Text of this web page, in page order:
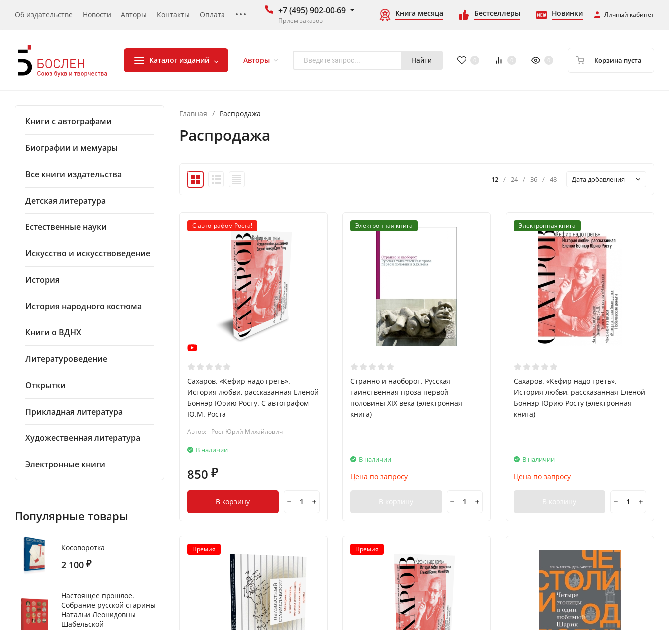
Об издательстве Новости Авторы Контакты Оплата +7 (495) 902-00-69
Прием заказов
Книга месяца Бестселлеры Новинки Личный кабинет
Каталог изданий Авторы Найти 0 0 0 Корзина пуста
Книги с автографами
Биографии и мемуары
Все книги издательства
Детская литература
Естественные науки
Искусство и искусствоведение
История
История народного костюма
Книги о ВДНХ
Литературоведение
Открытки
Прикладная литература
Художественная литература
Электронные книги
Популярные товары
Косоворотка
2 100 ₽
Настоящее прошлое.
Собрание русской старины
Натальи Леонидовны
Шабельской
Главная / Распродажа
Распродажа
12 / 24 / 36 / 48 Дата добавления
С автографом Роста!
Сахаров. «Кефир надо греть».
История любви, рассказанная Еленой
Боннэр Юрию Росту. С автографом
Ю.М. Роста
Автор: Рост Юрий Михайлович
В наличии
850 ₽
В корзину
Электронная книга
Странно и наоборот. Русская
таинственная проза первой
половины XIX века (электронная
книга)
В наличии
Цена по запросу
В корзину
Электронная книга
Сахаров. «Кефир надо греть».
История любви, рассказанная Еленой
Боннэр Юрию Росту (электронная
книга)
В наличии
Цена по запросу
В корзину
Премия Премия